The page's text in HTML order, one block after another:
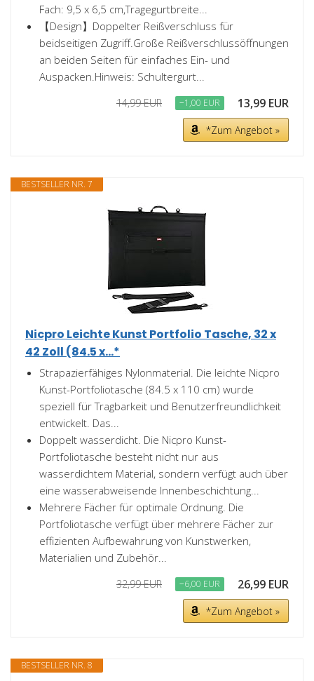
Fach: 9,5 x 6,5 cm,Tragegurtbreite...
【Design】Doppelter Reißverschluss für
beidseitigen Zugriff.Große Reißverschlussöffnungen
an beiden Seiten für einfaches Ein- und
Auspacken.Hinweis: Schultergurt...
14,99 EUR −1,00 EUR 13,99 EUR
*Zum Angebot »
BESTSELLER NR. 7
Nicpro Leichte Kunst Portfolio Tasche, 32 x
42 Zoll (84.5 x...*
Strapazierfähiges Nylonmaterial. Die leichte Nicpro
Kunst-Portfoliotasche (84.5 x 110 cm) wurde
speziell für Tragbarkeit und Benutzerfreundlichkeit
entwickelt. Das...
Doppelt wasserdicht. Die Nicpro Kunst-
Portfoliotasche besteht nicht nur aus
wasserdichtem Material, sondern verfügt auch über
eine wasserabweisende Innenbeschichtung...
Mehrere Fächer für optimale Ordnung. Die
Portfoliotasche verfügt über mehrere Fächer zur
effizienten Aufbewahrung von Kunstwerken,
Materialien und Zubehör...
32,99 EUR −6,00 EUR 26,99 EUR
*Zum Angebot »
BESTSELLER NR. 8